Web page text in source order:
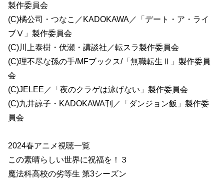
製作委員会
(C)橘公司・つなこ／KADOKAWA／「デート・ア・ライ
ブⅤ」製作委員会
(C)川上泰樹・伏瀬・講談社／転スラ製作委員会
(C)理不尽な孫の手/MFブックス/「無職転生Ⅱ」製作委員
会
(C)JELEE／「夜のクラゲは泳げない」製作委員会
(C)九井諒子・KADOKAWA刊／「ダンジョン飯」製作委
員会
2024春アニメ視聴一覧
この素晴らしい世界に祝福を！３
魔法科高校の劣等生 第3シーズン